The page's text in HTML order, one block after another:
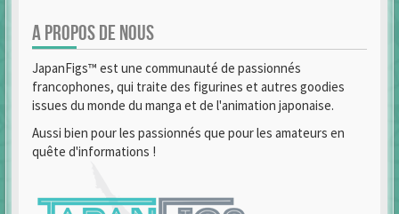
A PROPOS DE NOUS
JapanFigs™ est une communauté de passionnés
francophones, qui traite des figurines et autres goodies
issues du monde du manga et de l'animation japonaise.
Aussi bien pour les passionnés que pour les amateurs en
quête d'informations !